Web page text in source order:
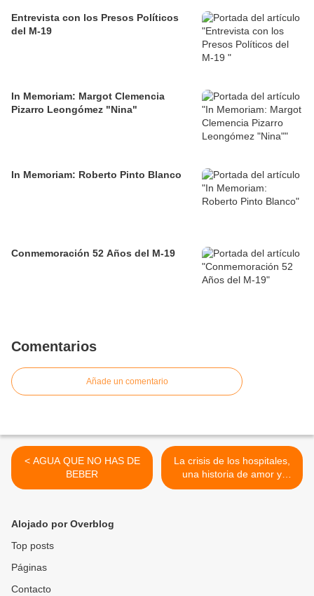
Entrevista con los Presos Políticos
del M-19
In Memoriam: Margot Clemencia
Pizarro Leongómez "Nina"
In Memoriam: Roberto Pinto Blanco
Conmemoración 52 Años del M-19
Comentarios
Añade un comentario
< AGUA QUE NO HAS DE
BEBER
La crisis de los hospitales,
una historia de amor y
guerra >
Alojado por Overblog
Top posts
Páginas
Contacto